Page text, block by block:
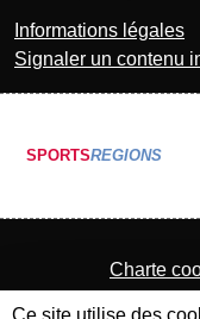
Informations légales
Signaler un contenu
SPORTSREGIONS
Charte
Ce site utilise des